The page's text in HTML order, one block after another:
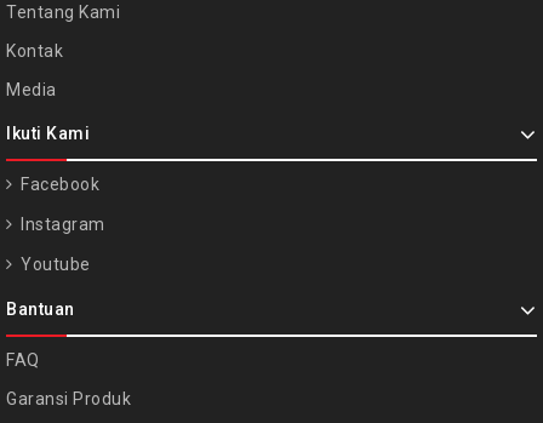
Tentang Kami
Kontak
Media
Ikuti Kami
Facebook
Instagram
Youtube
Bantuan
FAQ
Garansi Produk